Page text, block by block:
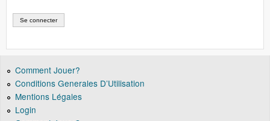
Comment Jouer?
Conditions Generales D’Utilisation
Mentions Légales
Login